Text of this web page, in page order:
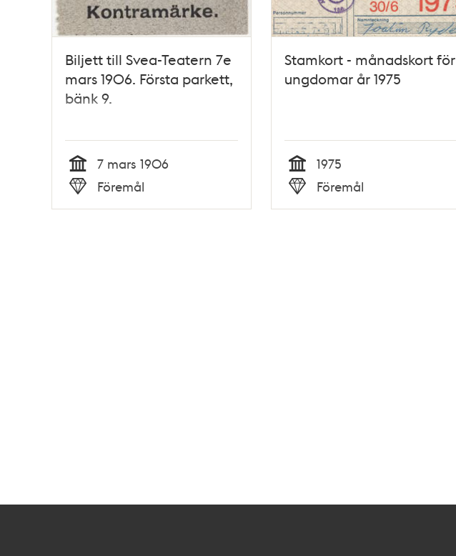
Biljett till Svea-Teatern 7e
mars 1906. Första parkett,
bänk 9.
Tid
7 mars 1906
Typ
Föremål
Stamkort - månadskort för
ungdomar år 1975
Tid
1975
Typ
Föremål